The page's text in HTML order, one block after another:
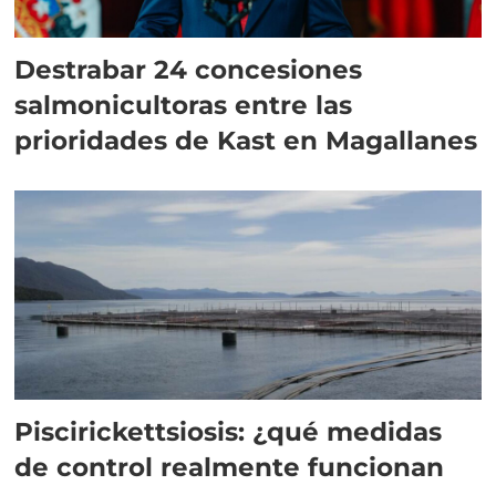
Destrabar 24 concesiones
salmonicultoras entre las
prioridades de Kast en Magallanes
Piscirickettsiosis: ¿qué medidas
de control realmente funcionan